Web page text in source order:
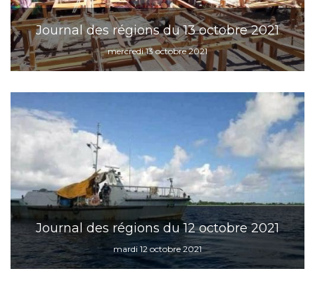
Journal des régions du 13 octobre 2021
mercredi 13 octobre 2021
Journal des régions du 12 octobre 2021
mardi 12 octobre 2021